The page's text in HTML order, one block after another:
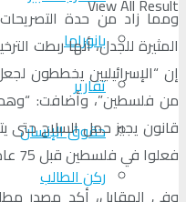
View All Result
بانوراما
تقارير
حقوق الإنسان
ركن الطالب
ومما زاد من حدة
المثيرة للجدل، أنها ربطت
إن “الإسرائيليين يخططون
من فلسطين”، وأضافت: “وهم
قانون يجيز حمل السلاح حتى
فعلوا في فلسطين قبل 75 عاما”.